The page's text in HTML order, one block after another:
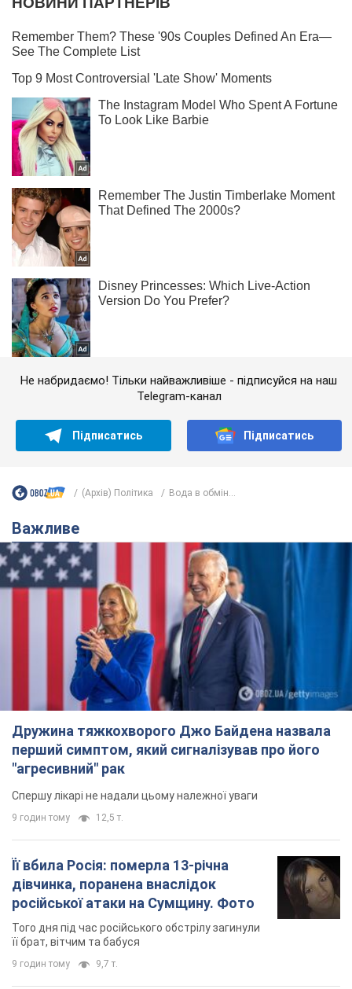
Не набридаємо! Тільки найважливіше - підписуйся на наш
Telegram-канал
Підписатись Підписатись
(Архів) Політика Вода в обмін...
Важливе
Дружина тяжкохворого Джо Байдена назвала
перший симптом, який сигналізував про його
"агресивний" рак
Спершу лікарі не надали цьому належної уваги
9 годин тому 12,5 т.
Її вбила Росія: померла 13-річна
дівчинка, поранена внаслідок
російської атаки на Сумщину. Фото
Того дня під час російського обстрілу загинули
її брат, вітчим та бабуся
9 годин тому 9,7 т.